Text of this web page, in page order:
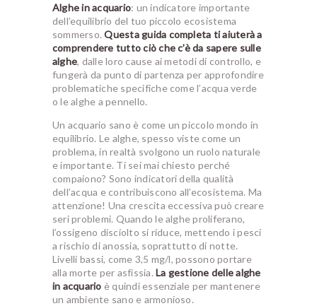
Alghe in acquario: un indicatore importante
dell’equilibrio del tuo piccolo ecosistema
sommerso.Questa guida completa ti aiuterà a
comprendere tutto ciò che c’è da sapere sulle
alghe, dalle loro cause ai metodi di controllo, e
fungerà da punto di partenza per approfondire
problematiche specifiche come l’acqua verde
o le alghe a pennello.
Un acquario sano è come un piccolo mondo in
equilibrio. Le alghe, spesso viste come un
problema, in realtà svolgono un ruolo naturale
e importante. Ti sei mai chiesto perché
compaiono? Sono indicatori della qualità
dell’acqua e contribuiscono all’ecosistema. Ma
attenzione! Una crescita eccessiva può creare
seri problemi. Quando le alghe proliferano,
l’ossigeno disciolto si riduce, mettendo i pesci
a rischio di anossia, soprattutto di notte.
Livelli bassi, come 3,5 mg/l, possono portare
alla morte per asfissia. La gestione delle alghe
in acquario è quindi essenziale per mantenere
un ambiente sano e armonioso.